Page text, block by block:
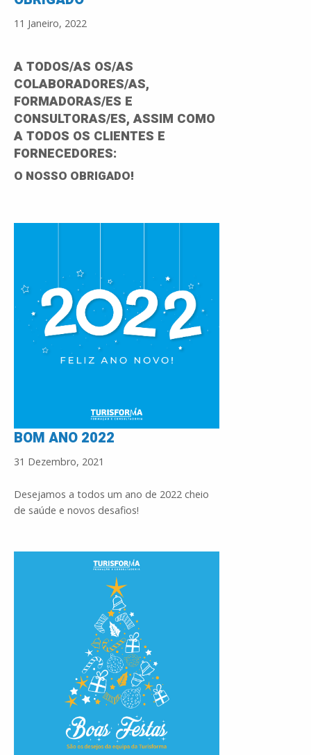
11 Janeiro, 2022
A TODOS/AS OS/AS
COLABORADORES/AS,
FORMADORAS/ES E
CONSULTORAS/ES, ASSIM COMO
A TODOS OS CLIENTES E
FORNECEDORES:
O NOSSO OBRIGADO!
BOM ANO 2022
31 Dezembro, 2021
Desejamos a todos um ano de 2022 cheio
de saúde e novos desafios!